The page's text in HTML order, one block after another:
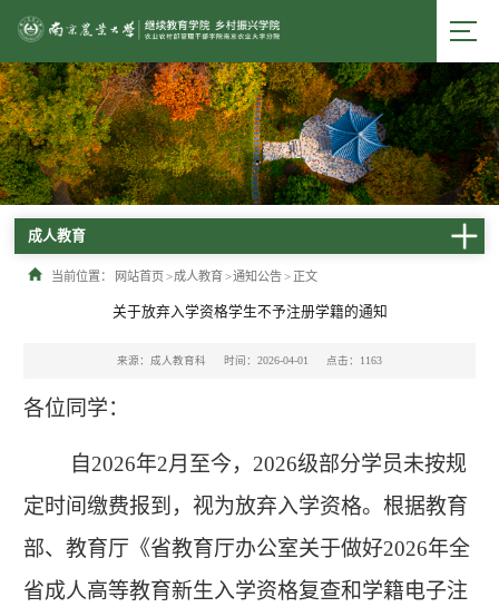
成人教育
当前位置： 网站首页 > 成人教育 >通知公告> 正文
关于放弃入学资格学生不予注册学籍的通知
来源：成人教育科 时间：2026-04-01 点击： 1163
各位同学：
自2026年2月至今， 2026级部分学员未按规
定时间缴费报到，视为放弃入学资格。根据教育
部、教育厅《省教育厅办公室关于做好2026年全
省成人高等教育新生入学资格复查和学籍电子注